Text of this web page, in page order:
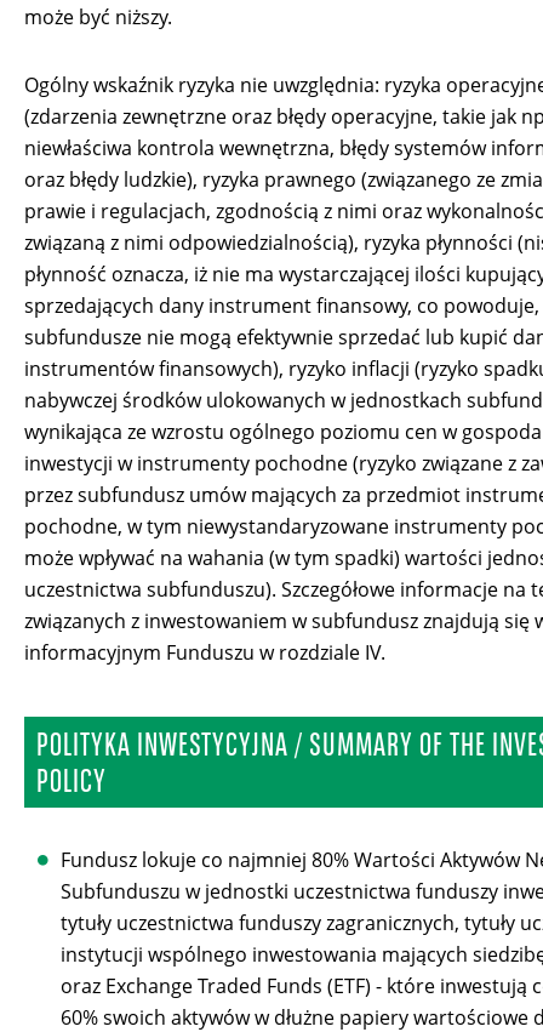
może być niższy.
Ogólny wskaźnik ryzyka nie uwzględnia: ryzyka
(zdarzenia zewnętrzne oraz błędy operacyjne, takie jak
niewłaściwa kontrola wewnętrzna, błędy systemów
oraz błędy ludzkie), ryzyka prawnego (związanego ze
prawie i regulacjach, zgodnością z nimi oraz
związaną z nimi odpowiedzialnością), ryzyka płynności
płynność oznacza, iż nie ma wystarczającej ilości
sprzedających dany instrument finansowy, co powoduje,
subfundusze nie mogą efektywnie sprzedać lub kupić
instrumentów finansowych), ryzyko inflacji (ryzyko
nabywczej środków ulokowanych w jednostkach
wynikająca ze wzrostu ogólnego poziomu cen w
inwestycji w instrumenty pochodne (ryzyko związane z
przez subfundusz umów mających za przedmiot
pochodne, w tym niewystandaryzowane instrumenty
może wpływać na wahania (w tym spadki) wartości
uczestnictwa subfunduszu). Szczegółowe informacje na
związanych z inwestowaniem w subfundusz znajdują się
informacyjnym Funduszu w rozdziale IV.
POLITYKA INWESTYCYJNA / SUMMARY OF THE
POLICY
Fundusz lokuje co najmniej 80% Wartości Aktywów
Subfunduszu w jednostki uczestnictwa funduszy
tytuły uczestnictwa funduszy zagranicznych, tytuły
instytucji wspólnego inwestowania mających
oraz Exchange Traded Funds (ETF) - które inwestują
60% swoich aktywów w dłużne papiery wartościowe